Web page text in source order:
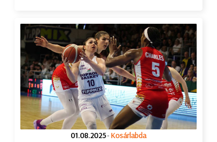
01.08.2025-Kosárlabda